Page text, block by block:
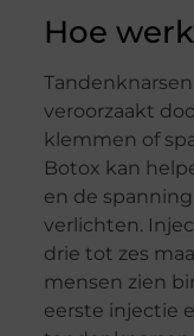
Hoe
veroorzaakt
klemmen of
Botox kan
en de
verlichten.
drie tot zes
mensen zien
eerste injectie